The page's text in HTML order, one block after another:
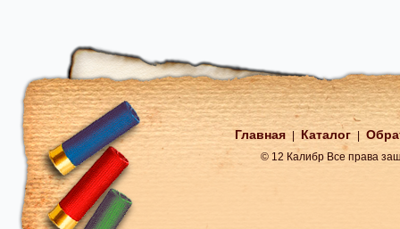
Главная Каталог
© 12 Калибр Все права